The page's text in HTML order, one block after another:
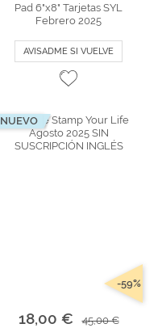
Pad 6"x8" Tarjetas SYL
Febrero 2025
AVISADME SI VUELVE
NUEVO
18,00 € 45,00 €
-59%